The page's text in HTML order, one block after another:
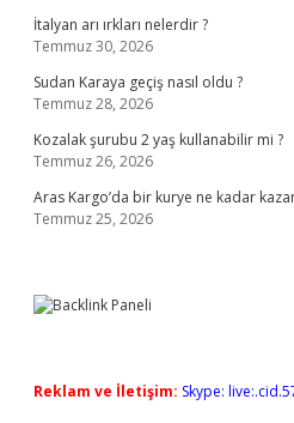
İtalyan arı ırkları nelerdir ?
Temmuz 30, 2026
Sudan Karaya geçiş nasıl oldu ?
Temmuz 28, 2026
Kozalak şurubu 2 yaş kullanabilir mi ?
Temmuz 26, 2026
Aras Kargo’da bir kurye ne kadar
Temmuz 25, 2026
Reklam ve İletişim: Skype: